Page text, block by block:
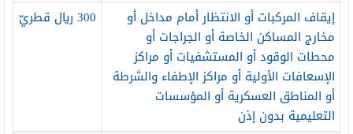
إيقاف المركبات أو الانتظار أمام مداخل أو
مخارج المساكن الخاصة أو الجراجات أو
محطات الوقود أو المستشفيات أو مراكز
الإسعافات الأولية أو مراكز الإطفاء والشرطة
أو المناطق العسكرية أو المؤسسات
التعليمية بدون إذن
300 ريال قطريّ